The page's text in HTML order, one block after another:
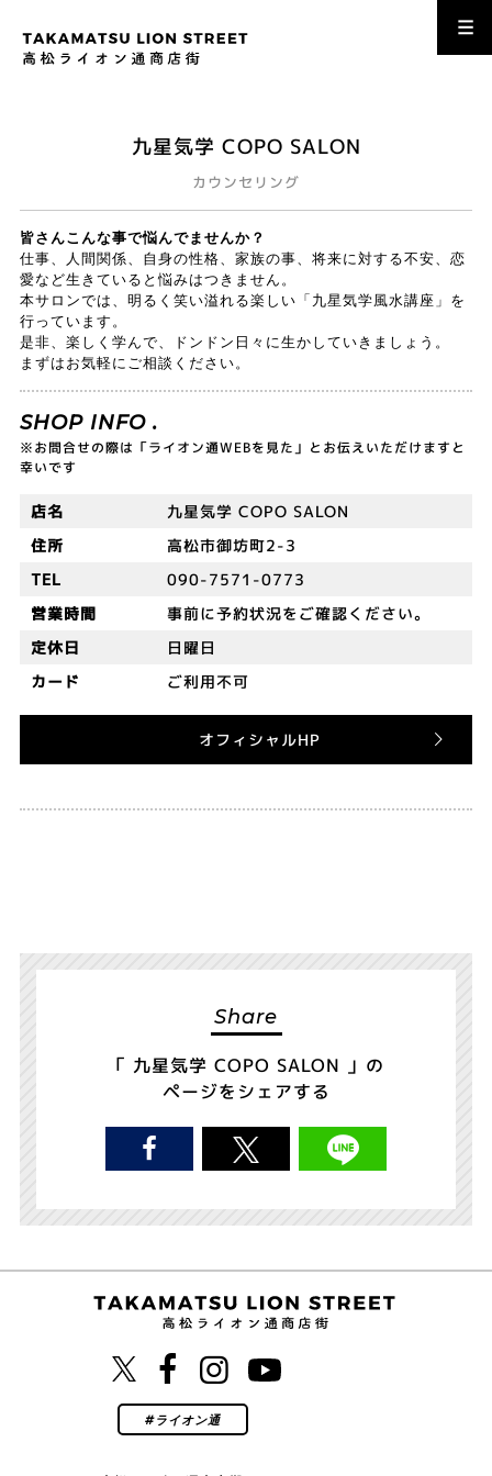
九星気学 COPO SALON
カウンセリング
皆さんこんな事で悩んでませんか？
仕事、人間関係、自身の性格、家族の事、将来に対する不安、恋
愛など生きていると悩みはつきません。
本サロンでは、明るく笑い溢れる楽しい「九星気学風水講座」を
行っています。
是非、楽しく学んで、ドンドン日々に生かしていきましょう。
まずはお気軽にご相談ください。
SHOP INFO .
※お問合せの際は「ライオン通WEBを見た」とお伝えいただけますと
幸いです
店名
九星気学 COPO SALON
住所
高松市御坊町2-3
TEL
090-7571-0773
営業時間
事前に予約状況をご確認ください。
定休日
日曜日
カード
ご利用不可
オフィシャルHP
Share
「 九星気学 COPO SALON 」の
ページをシェアする